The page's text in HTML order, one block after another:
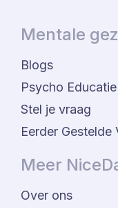
Mentale
Blogs
Psycho Educatie
Stel je vraag
Eerder Gestelde
Meer
Over ons